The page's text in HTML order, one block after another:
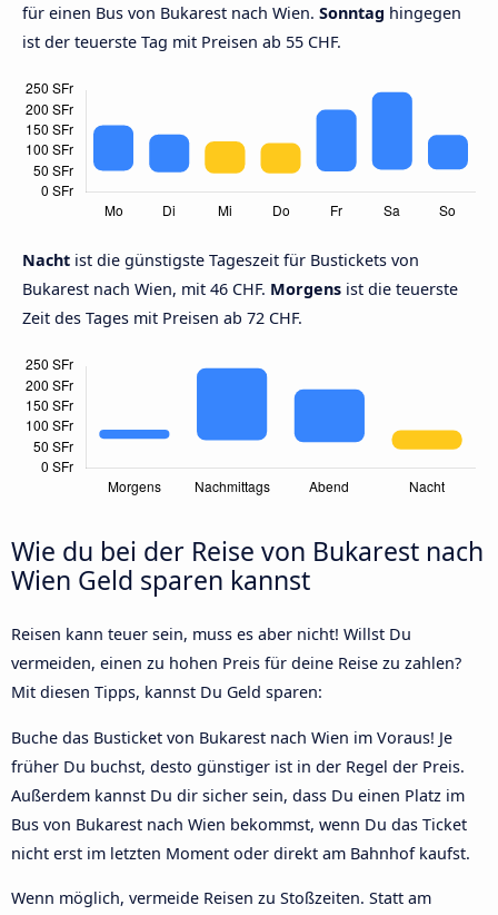
für einen Bus von Bukarest nach Wien. Sonntag hingegen
ist der teuerste Tag mit Preisen ab 55 CHF.
Nacht ist die günstigste Tageszeit für Bustickets von
Bukarest nach Wien, mit 46 CHF. Morgens ist die teuerste
Zeit des Tages mit Preisen ab 72 CHF.
Wie du bei der Reise von Bukarest nach
Wien Geld sparen kannst
Reisen kann teuer sein, muss es aber nicht! Willst Du
vermeiden, einen zu hohen Preis für deine Reise zu zahlen?
Mit diesen Tipps, kannst Du Geld sparen:
Buche das Busticket von Bukarest nach Wien im Voraus! Je
früher Du buchst, desto günstiger ist in der Regel der Preis.
Außerdem kannst Du dir sicher sein, dass Du einen Platz im
Bus von Bukarest nach Wien bekommst, wenn Du das Ticket
nicht erst im letzten Moment oder direkt am Bahnhof kaufst.
Wenn möglich, vermeide Reisen zu Stoßzeiten. Statt am